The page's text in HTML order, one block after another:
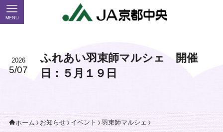
MENU
ふれあい羽束師マルシェ 開催
日：５月１９日
2026
5/07
ホーム お知らせ イベント 羽束師マルシェ